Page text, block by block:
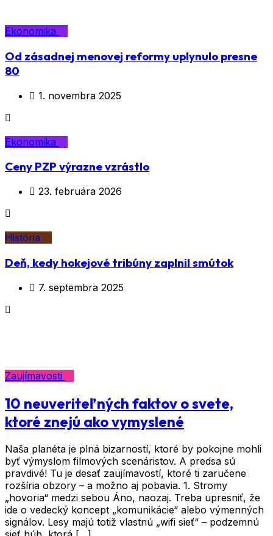
Ekonomika
Od zásadnej menovej reformy uplynulo presne
80
1. novembra 2025
Ekonomika
Ceny PZP výrazne vzrástlo
23. februára 2026
História
Deň, kedy hokejové tribúny zaplnil smútok
7. septembra 2025
Zaujímavosti
10 neuveriteľných faktov o svete,
ktoré znejú ako vymyslené
Naša planéta je plná bizarností, ktoré by pokojne mohli
byť výmyslom filmových scenáristov. A predsa sú
pravdivé! Tu je desať zaujímavostí, ktoré ti zaručene
rozšíria obzory – a možno aj pobavia. 1. Stromy
„hovoria“ medzi sebou Áno, naozaj. Treba upresniť, že
ide o vedecký koncept „komunikácie“ alebo výmenných
signálov. Lesy majú totiž vlastnú „wifi sieť“ – podzemnú